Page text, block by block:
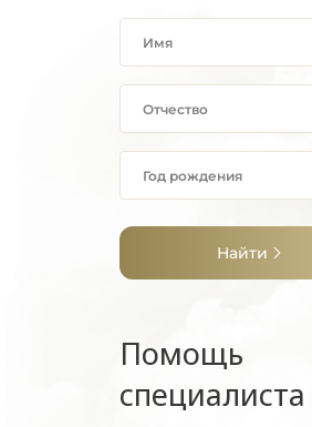
Найти
Помощь
специалиста